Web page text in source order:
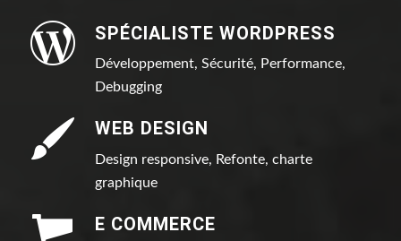
SPÉCIALISTE WORDPRESS
Développement, Sécurité, Performance,
Debugging
WEB DESIGN
Design responsive, Refonte, charte
graphique
E COMMERCE